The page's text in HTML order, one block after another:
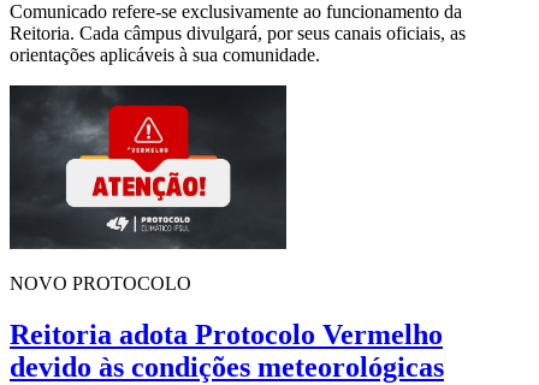
Comunicado refere-se exclusivamente ao funcionamento da
Reitoria. Cada câmpus divulgará, por seus canais oficiais, as
orientações aplicáveis à sua comunidade.
NOVO PROTOCOLO
Reitoria adota Protocolo Vermelho
devido às condições meteorológicas